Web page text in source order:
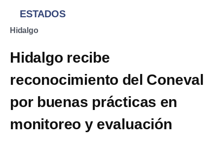
ESTADOS
Hidalgo
Hidalgo recibe
reconocimiento del Coneval
por buenas prácticas en
monitoreo y evaluación